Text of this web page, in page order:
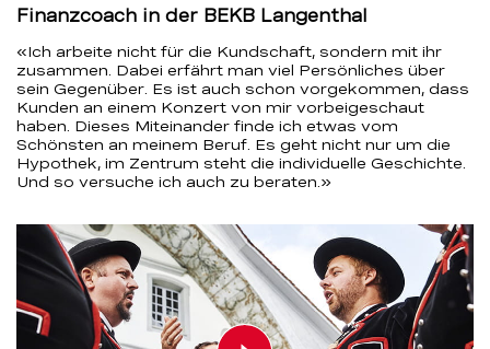
Finanzcoach in der BEKB Langenthal
«Ich arbeite nicht für die Kundschaft, sondern mit ihr
zusammen. Dabei erfährt man viel Persönliches über
sein Gegenüber. Es ist auch schon vorgekommen, dass
Kunden an einem Konzert von mir vorbeigeschaut
haben. Dieses Miteinander finde ich etwas vom
Schönsten an meinem Beruf. Es geht nicht nur um die
Hypothek, im Zentrum steht die individuelle Geschichte.
Und so versuche ich auch zu beraten.»
Play video